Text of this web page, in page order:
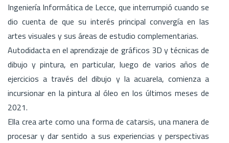
Ingeniería Informática de Lecce, que interrumpió cuando se
dio cuenta de que su interés principal convergía en las
artes visuales y sus áreas de estudio complementarias.
Autodidacta en el aprendizaje de gráficos 3D y técnicas de
dibujo y pintura, en particular, luego de varios años de
ejercicios a través del dibujo y la acuarela, comienza a
incursionar en la pintura al óleo en los últimos meses de
2021.
Ella crea arte como una forma de catarsis, una manera de
procesar y dar sentido a sus experiencias y perspectivas